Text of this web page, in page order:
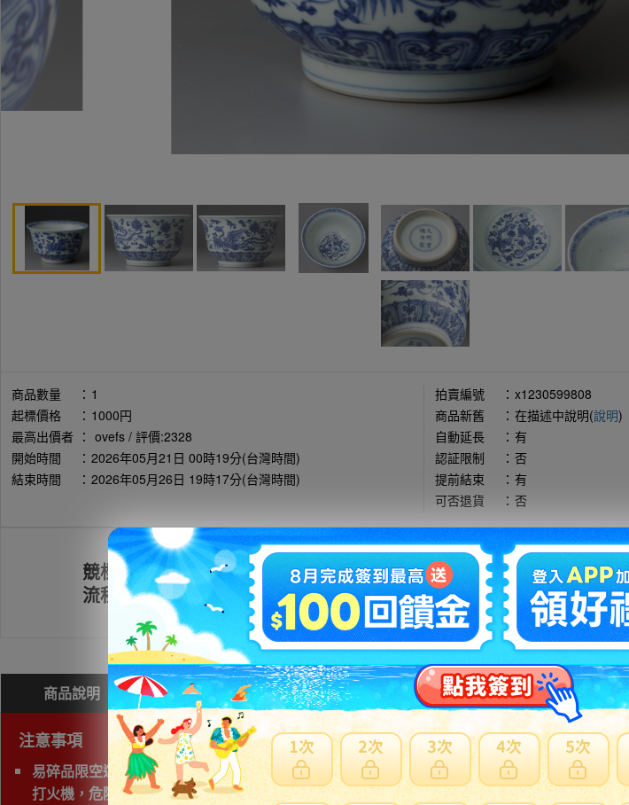
商品數量 ： 1
起標價格
： 1000円
最高出價者 ： ovefs / 評價:2328
開始時間
： 2026年05月21日 00時19分(台灣時間)
結束時間
： 2026年05月26日 19時17分(台灣時間)
拍賣編號 ： x1230599808
商品新舊
： 在描述中說明(說明)
自動延長
： 有
認証限制
： 否
提前結束
： 有
可否退貨
： 否
競標
流程
註冊會員 出價競標
商品說明 問與答(0) 費用試算 問題商品反映流程
注意事項
易碎品限空運，非易碎品可使用海運。
打火機，危險物品，運輸公司禁止運送，因此無法協助購買。